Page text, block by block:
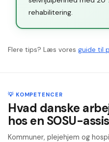
rehabilitering.
Flere tips? Læs vores guide til
💡 KOMPETENCER
Hvad danske
hos en SOSU-
Kommuner, plejehjem og